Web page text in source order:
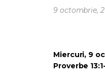
MISIUNEA
LOGIN
PORTAL
9 octombrie,
Miercuri, 9
Proverbe